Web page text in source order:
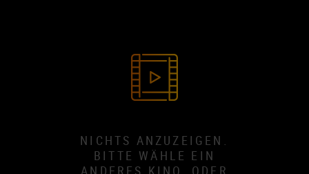
NICHTS ANZUZEIGEN.
BITTE WÄHLE EIN
ANDERES KINO, ODER